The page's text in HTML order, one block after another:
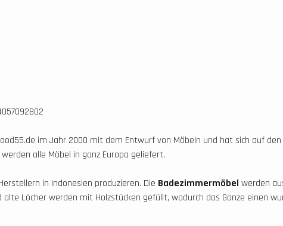
im Jahr 2000 mit dem Entwurf von Möbeln und hat sich auf
alle Möbel in ganz Europa geliefert.
in Indonesien produzieren. Die Badezimmermöbel werden
Löcher werden mit Holzstücken gefüllt, wodurch das Ganze einen